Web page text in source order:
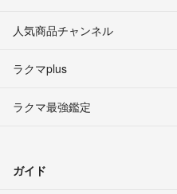
人気商品チャンネル
ラクマplus
ラクマ最強鑑定
ガイド